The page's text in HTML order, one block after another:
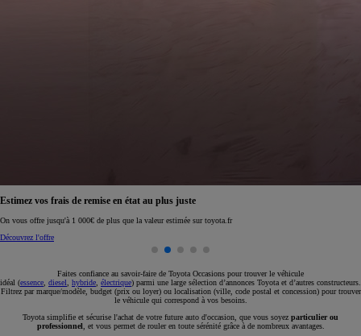
Réservez en ligne votre occasion pour 1€ seulement
Réservez en ligne
Faites confiance au savoir-faire de Toyota Occasions pour trouver le véhicule
idéal (essence diesel hybride électrique) parmi une large sélection d’annonces Toyota et d’autres constructeurs.
Filtrez par marque/modèle, budget (prix ou loyer) ou localisation (ville, code postal et concession) pour trouver
le véhicule qui correspond à vos besoins.
Toyota simplifie et sécurise l'achat de votre future auto d'occasion, que vous soyez particulier ou
professionnel , et vous permet de rouler en toute sérénité grâce à de nombreux avantages.